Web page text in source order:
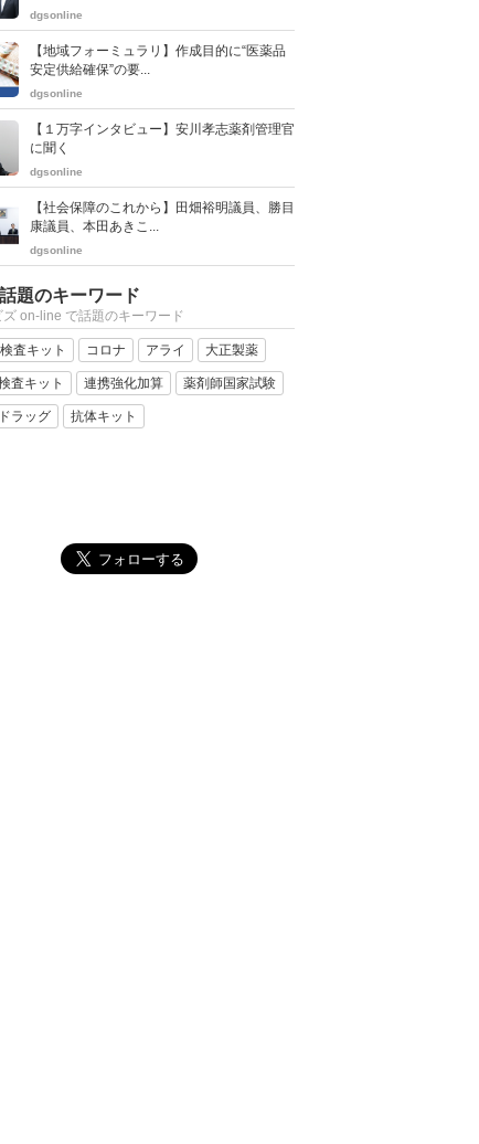
dgsonline
【地域フォーミュラリ】作成目的に“医薬品
安定供給確保”の要...
dgsonline
【１万字インタビュー】安川孝志薬剤管理官
に聞く
dgsonline
【社会保障のこれから】田畑裕明議員、勝目
康議員、本田あきこ...
dgsonline
題のキーワード
ズ on-line で話題のキーワード
査キット コロナ アライ 大正製薬
査キット 連携強化加算 薬剤師国家試験
ラッグ 抗体キット